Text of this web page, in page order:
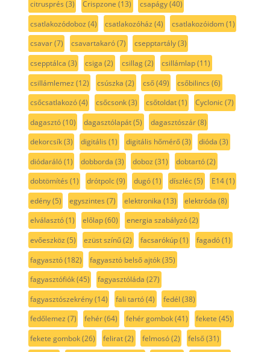
citrusprés (3) Crispzone (13) csapágy(40)
csatlakozódoboz (4) csatlakozóház (4) csatlakozóidom(1)
csavar(7) csavartakaró(7) csepptartály(3)
csepptálca (3) csiga (2) csillag(2) csillámlap(11)
csillámlemez (12) csúszka (2) cső(49) csőbilincs (6)
csőcsatlakozó(4) csőcsonk(3) csőtoldat(1) Cyclonic(7)
dagasztó(10) dagasztólapát(5) dagasztószár(8)
dekorcsík(3) digitális (1) digitális hőmérő(3) dióda (3)
diódaráló(1) dobborda (3) doboz (31) dobtartó(2)
dobtömítés (1) drótpolc(9) dugó(1) díszléc(5) E14(1)
edény(5) egyszintes (7) elektronika (13) elektróda (8)
elválasztó(1) előlap(60) energia szabályzó(2)
evőeszköz (5) ezüst színű(2) facsarókúp(1) fagadó(1)
fagyasztó(182) fagyasztó belső ajtók(35)
fagyasztófiók(45) fagyasztóláda (27)
fagyasztószekrény(14) fali tartó(4) fedél (38)
fedőlemez (7) fehér(64) fehér gombok(41) fekete (45)
fekete gombok(26) felirat(2) felmosó(2) felső(31)